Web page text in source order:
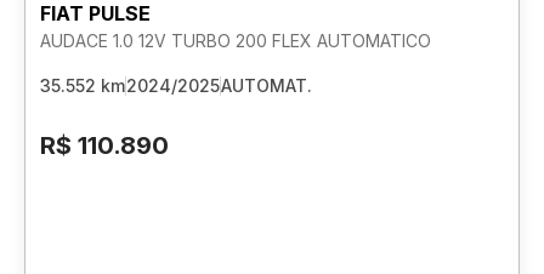
FIAT PULSE
AUDACE 1.0 12V TURBO 200 FLEX AUTOMATICO
35.552 km2024/2025AUTOMAT.
R$ 110.890